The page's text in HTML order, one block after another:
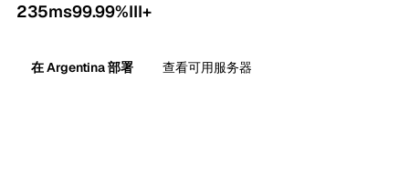
235ms99.99%III+
在 Argentina 部署 查看可用服务器